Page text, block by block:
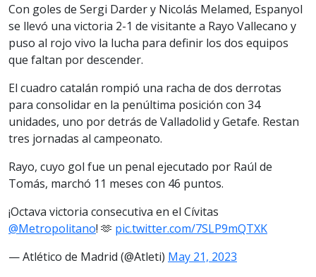
Con goles de Sergi Darder y Nicolás Melamed, Espanyol
se llevó una victoria 2-1 de visitante a Rayo Vallecano y
puso al rojo vivo la lucha para definir los dos equipos
que faltan por descender.
El cuadro catalán rompió una racha de dos derrotas
para consolidar en la penúltima posición con 34
unidades, uno por detrás de Valladolid y Getafe. Restan
tres jornadas al campeonato.
Rayo, cuyo gol fue un penal ejecutado por Raúl de
Tomás, marchó 11 meses con 46 puntos.
¡Octava victoria consecutiva en el Cívitas
@Metropolitano! 🫶 pic.twitter.com/7SLP9mQTXK
— Atlético de Madrid (@Atleti) May 21, 2023